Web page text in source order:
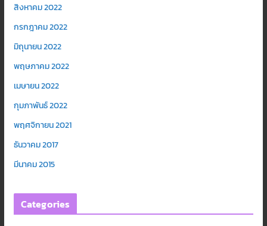
สิงหาคม 2022
กรกฎาคม 2022
มิถุนายน 2022
พฤษภาคม 2022
เมษายน 2022
กุมภาพันธ์ 2022
พฤศจิกายน 2021
ธันวาคม 2017
มีนาคม 2015
Categories